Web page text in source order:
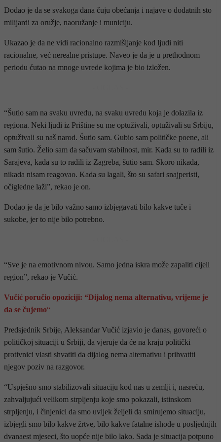
Dodao je da se svakoga dana čuju obećanja i najave o dodatnih sto
milijardi za oružje, naoružanje i municiju.
Ukazao je da ne vidi racionalno razmišljanje kod ljudi niti
racionalne, već nerealne pristupe. Naveo je da je u prethodnom
periodu ćutao na mnoge uvrede kojima je bio izložen.
“Šutio sam na svaku uvredu, na svaku uvredu koja je dolazila iz
regiona. Neki ljudi iz Prištine su me optuživali, optuživali su Srbiju,
optuživali su naš narod. Šutio sam. Gubio sam političke poene, ali
sam šutio. Želio sam da sačuvam stabilnost, mir. Kada su to radili iz
Sarajeva, kada su to radili iz Zagreba, šutio sam. Skoro nikada,
nikada nisam reagovao. Kada su lagali, što su safari snajperisti,
očigledne laži”, rekao je on.
Dodao je da je bilo važno samo izbjegavati bilo kakve tuče i
sukobe, jer to nije bilo potrebno.
“Sve je na emotivnom nivou. Samo jedna iskra može zapaliti cijeli
region”, rekao je Vučić.
Vučić poručio opoziciji: “Dijalog nema alternativu, vrijeme je
da se čujemo“
Predsjednik Srbije, Aleksandar Vučić izjavio je danas, govoreći o
političkoj situaciji u Srbiji, da vjeruje da će na kraju politički
protivnici vlasti shvatiti da dijalog nema alternativu i prihvatiti
njegov poziv na razgovor.
“Uspješno smo stabilizovali situaciju kod nas u zemlji i, nasreću,
zahvaljujući velikom strpljenju koje smo pokazali, istinskom
strpljenju, i činjenici da smo uvijek željeli da smirujemo situaciju,
izbjegli smo bilo kakve žrtve, bilo kakve fatalne ishode u posljednjih
dvanaest mjeseci, što uopće nije bilo lako. Sada je situacija potpuno